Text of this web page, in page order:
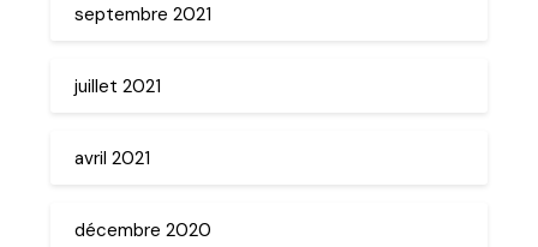
septembre 2021
juillet 2021
avril 2021
décembre 2020